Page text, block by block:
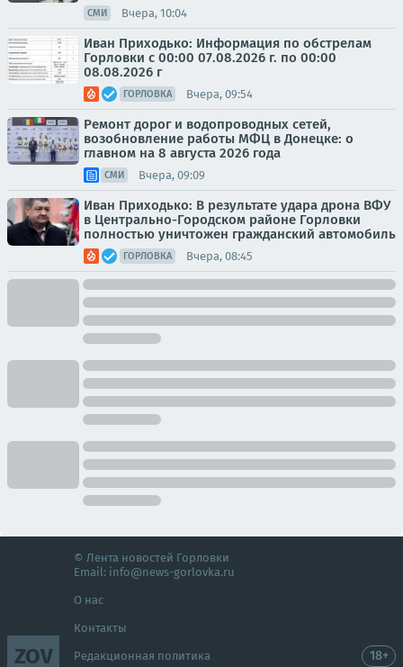
СМИ Вчера, 10:04
Иван Приходько: Информация по обстрелам
Горловки с 00:00 07.08.2026 г. по 00:00
08.08.2026 г
ГОРЛОВКА Вчера, 09:54
Ремонт дорог и водопроводных сетей,
возобновление работы МФЦ в Донецке: о
главном на 8 августа 2026 года
СМИ Вчера, 09:09
Иван Приходько: В результате удара дрона ВФУ
в Центрально-Городском районе Горловки
полностью уничтожен гражданский автомобиль
ГОРЛОВКА Вчера, 08:45
ZOV
© Лента новостей Горловки
Email: info@news-gorlovka.ru
О нас
Контакты
Редакционная политика 18+